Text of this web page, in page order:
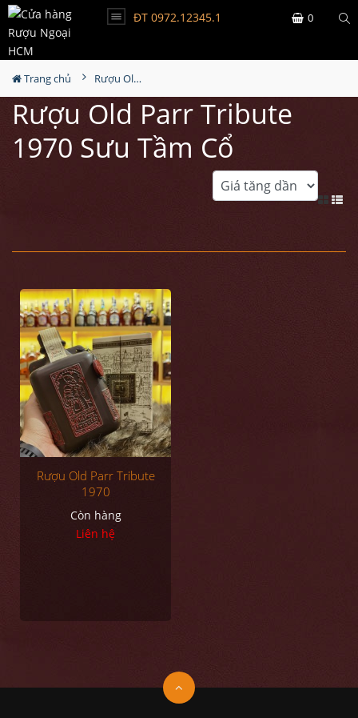
ĐT 0972.12345.1 0
Trang chủ Rượu Old Parr Tribute 1970 Sưu Tầm Cổ
Rượu Old Parr Tribute
1970 Sưu Tầm Cổ
Rượu Old Parr Tribute
1970
Còn hàng
Liên hệ